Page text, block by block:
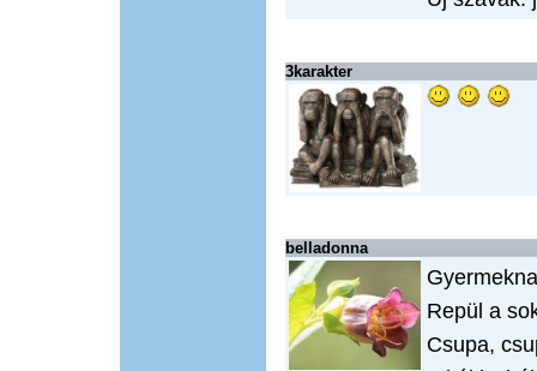
3karakter
belladonna
Repül a
Csupa,